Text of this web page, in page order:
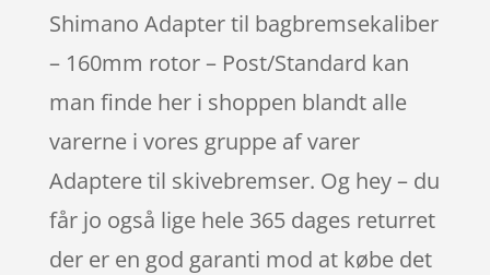
Shimano Adapter til bagbremsekaliber
– 160mm rotor – Post/Standard kan
man finde her i shoppen blandt alle
varerne i vores gruppe af varer
Adaptere til skivebremser. Og hey – du
får jo også lige hele 365 dages returret
der er en god garanti mod at købe det